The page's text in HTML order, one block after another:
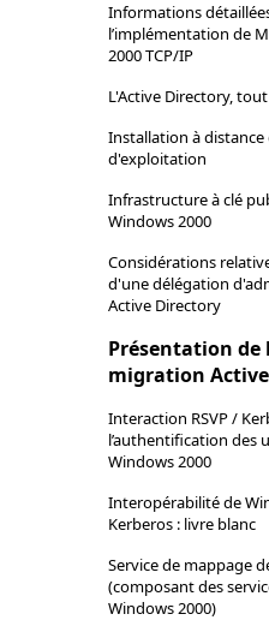
Informations
l’implémentation de
2000 TCP/IP
L'Active Directory, tout
Installation à distance
d'exploitation
Infrastructure à clé
Windows 2000
Considérations
d'une délégation
Active Directory
Présentation de
migration
Interaction RSVP /
l’authentification des
Windows 2000
Interopérabilité de
Kerberos : livre blanc
Service de mappage
(composant des
Windows 2000)